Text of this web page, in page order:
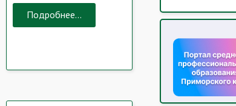
Подробнее...